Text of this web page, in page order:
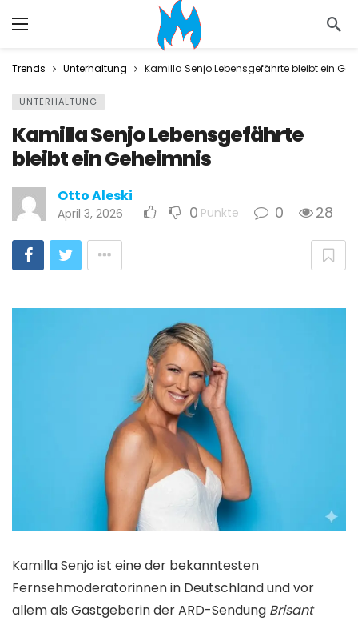
Trends Unterhaltung Kamilla Senjo Lebensgefährte bleibt ein
UNTERHALTUNG
Kamilla Senjo Lebensgefährte
bleibt ein Geheimnis
Otto Aleski
April 3, 2026 0 Punkte 0 28
Kamilla Senjo ist eine der bekanntesten
Fernsehmoderatorinnen in Deutschland und vor
allem als Gastgeberin der ARD-Sendung Brisant